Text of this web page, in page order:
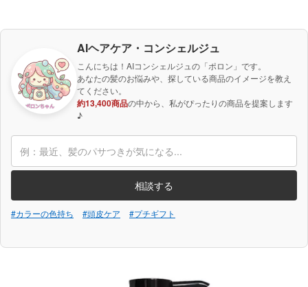
AIヘアケア・コンシェルジュ
こんにちは！AIコンシェルジュの「ポロン」です。
あなたの髪のお悩みや、探している商品のイメージを教え
てください。
約13,400商品の中から、私がぴったりの商品を提案します
♪
相談する
#カラーの色持ち #頭皮ケア #プチギフト